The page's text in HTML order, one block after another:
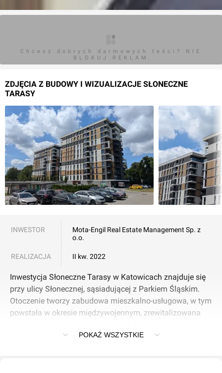
Chcesz dobrych darmowych teści? NIE
BLOKUJ REKLAM
ZDJĘCIA Z BUDOWY I WIZUALIZACJE SŁONECZNE
TARASY
INWESTOR
Mota-Engil Real Estate Management Sp. z
o.o.
REALIZACJA II kw. 2022
Inwestycja Słoneczne Tarasy w Katowicach znajduje się
przy ulicy Słonecznej, sąsiadującej z Parkiem Śląskim.
Otoczenie tworzy zabudowa mieszkalno-usługowa, w tym
powstała w okresie międzywojennym, zrewitalizowana
POKAŻ WSZYSTKIE